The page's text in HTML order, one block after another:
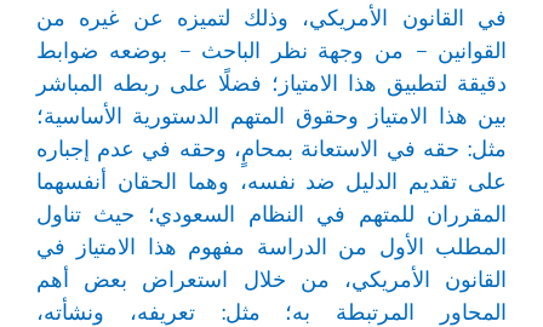
في القانون الأمريكي، وذلك لتميزه عن غيره من
القوانين – من وجهة نظر الباحث – بوضعه ضوابط
دقيقة لتطبيق هذا الامتياز؛ فضلًا على ربطه المباشر
بين هذا الامتياز وحقوق المتهم الدستورية الأساسية؛
مثل: حقه في الاستعانة بمحامٍ، وحقه في عدم إجباره
على تقديم الدليل ضد نفسه، وهما الحقان أنفسهما
المقرران للمتهم في النظام السعودي؛ حيث تناول
المطلب الأول من الدراسة مفهوم هذا الامتياز في
القانون الأمريكي، من خلال استعراض بعض أهم
المحاور المرتبطة به؛ مثل: تعريفه، ونشأته،